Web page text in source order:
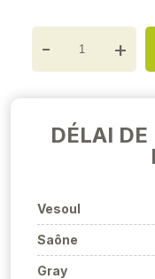
- +
DÉLAI
Vesoul
Saône
Gray